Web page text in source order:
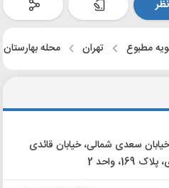
مطبوع تهران محله بهارستان
خیابان سعدی شمالی، خیابان قائدی
واحد 2